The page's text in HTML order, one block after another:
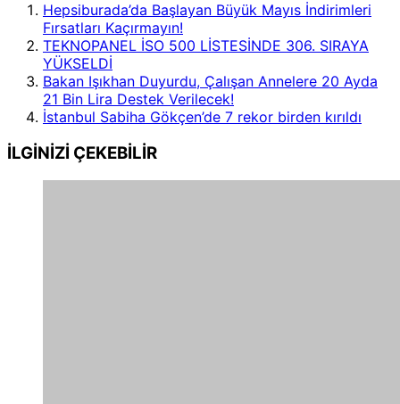
Hepsiburada’da Başlayan Büyük Mayıs İndirimleri
Fırsatları Kaçırmayın!
TEKNOPANEL İSO 500 LİSTESİNDE 306. SIRAYA
YÜKSELDİ
Bakan Işıkhan Duyurdu, Çalışan Annelere 20 Ayda
21 Bin Lira Destek Verilecek!
İstanbul Sabiha Gökçen’de 7 rekor birden kırıldı
İLGİNİZİ ÇEKEBİLİR